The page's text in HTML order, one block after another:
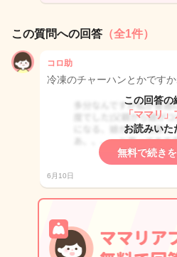
この質問への回答 （全1件）
コロ助
冷凍のチャーハンとかです
この回答の
「ママリ」
お読みいた
無料で続き
6月10日